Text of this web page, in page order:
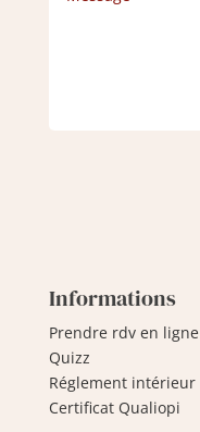
Informations
Prendre rdv en ligne
Quizz
Réglement intérieur
Certificat Qualiopi